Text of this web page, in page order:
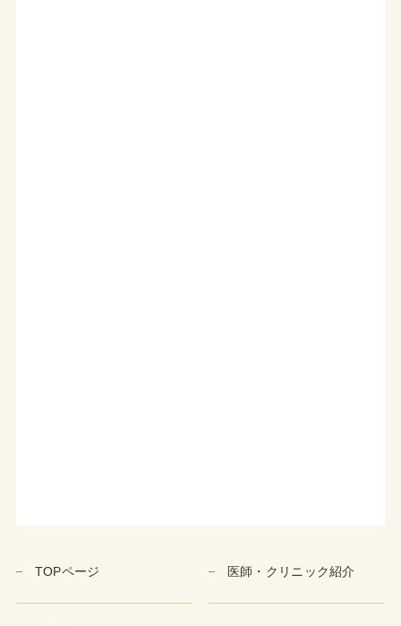
TOPページ 医師・クリニック紹介